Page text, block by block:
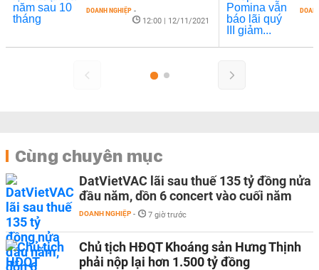
DOANH NGHIỆP -
12:00 | 12/11/2021
Cùng chuyên mục
DatVietVAC lãi sau thuế 135 tỷ đồng nửa
đầu năm, dồn 6 concert vào cuối năm
DOANH NGHIỆP - 7 giờ trước
Chủ tịch HĐQT Khoáng sản Hưng Thịnh
phải nộp lại hơn 1.500 tỷ đồng